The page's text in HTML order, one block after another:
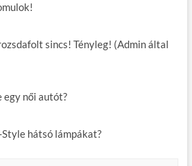
sincs! Tényleg! (Admin által
női autót?
hátsó lámpákat?